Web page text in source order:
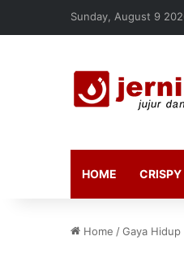
Sunday, August 9
HOME CRISPY
Home /Gaya Hidup